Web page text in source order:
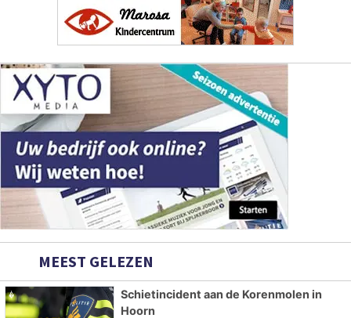
MEEST GELEZEN
Schietincident aan de Korenmolen in
Hoorn